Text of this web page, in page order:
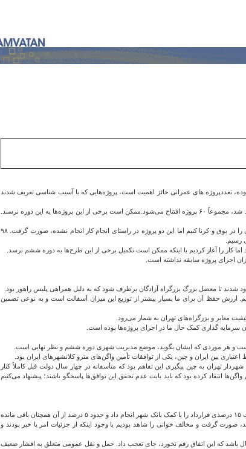
های عمرانی حائز اهمیت است، پروژه‌هایی که با آسیب شناسی تعریف شدند
وی افزود: ٩٨ پروژه شناسایی شده و ٣۵ پروژه تا به امروز افتتاح شده و تا پایان سال ١۴ مورد دیگر افتتاح می‌شود در بهار سال آینده نیز ١٠ پروژه دیگر افتتاح خواهند شد، مجموعاً ۶٠ پروژه افتتاح می‌شود.ممکن است برخی از این پروژه‌ها به این دوره نرسند.
صداقتی با بیان اینکه پس زدگی ترافیک و معطلی مردم با این اقدام برطرف می‌شود، اظهار کرد: می‌توانستیم پروژه‌ای در بخشی تعریف کنیم که کارآمد نباشد و آن را در بوق و کرنا کنیم اما این دو پروژه در راستای انجام کار انجام نشده، صورت گرفت. ۹۸
کار را آغاز کردیم با اینکه ممکن است تکمیل برخی از این طرح‌ها به دوره ششم نرسد.
اجرای پروژه سابقه نداشته است.
شدند تا معضل بزرگ بزرگراه آزادگان برطرف شود که به دلیل همراهی پلیس راهور بود.
این میزان آسفالت هستیم. ارزش حفظ آن برای ما بسیار بیشتر از توزیع این میزان آسفالت است و به نوعی تضمین
سرمایه گذاری کمک حال ما در اجرای پروژه‌ها بوده است.
است و هر موردی که ایشان بگوید، موضع مدیریت شهری دوره ششم و نظر نهایی است.
بین ایران و چین، یکی از توافقات تأمین واگن‌های مترو کلانشهرهای ایران بود.
اختصاص پیدا کند. یکی از اهداف اصلی سفر اول شهردار تهران به چین پیگیری این تفاهم بود که متأسفانه در چهار سال دولت قبل کاملاً کنار
انتقاد کرده بود که باید بابت عدم تحقق این توافق‌ها پاسخگو باشند؛ پیشنهاد می‌کنیم
وی با تأکید بر انجام پیش پرداخت قرارداد واگن‌های چینی، یادآور شد: شهرداری بابت درکی که از شرایط دولت سیزدهم و چهاردهم داشت، ۹.۷ درصد از پیش پرداخت ۱۵ درصدی قرارداد را با کمک بانک شهر انجام داد و حدود ۵ درصد از آن همچنان باقی مانده
گرفت و مخالف خوانی را شاهد بودیم با وجود اینکه از جزئیات امر با خبر بودند و
باشد که این اتفاق رقم نخورد، جای تعجب داد. حمل و نقل عمومی متعلق به اقشار ضعیف